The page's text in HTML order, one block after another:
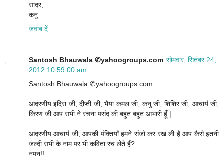
सादर,
कनु
जवाब दें
Santosh Bhauwala ✆yahoogroups.com सोमवार, सितंबर 24,
2012 10:59:00 am
Santosh Bhauwala ✆yahoogroups.com
आदरणीय इंदिरा जी, दीप्ती जी, भैया कमल जी, कनु जी, शिशिर जी, आचार्य जी,
किरण जी आप सभी ने रचना पसंद की बहुत बहुत आभारी हूँ |
आदरणीय आचार्य जी, आपकी पंक्तियाँ हमने संजो कर रख ली है आप कैसे इतनी
जल्दी सभी के नाम पर भी कविता रच लेते हैं?
नमन!!